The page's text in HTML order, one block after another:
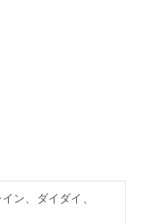
ン、ダイダイ、